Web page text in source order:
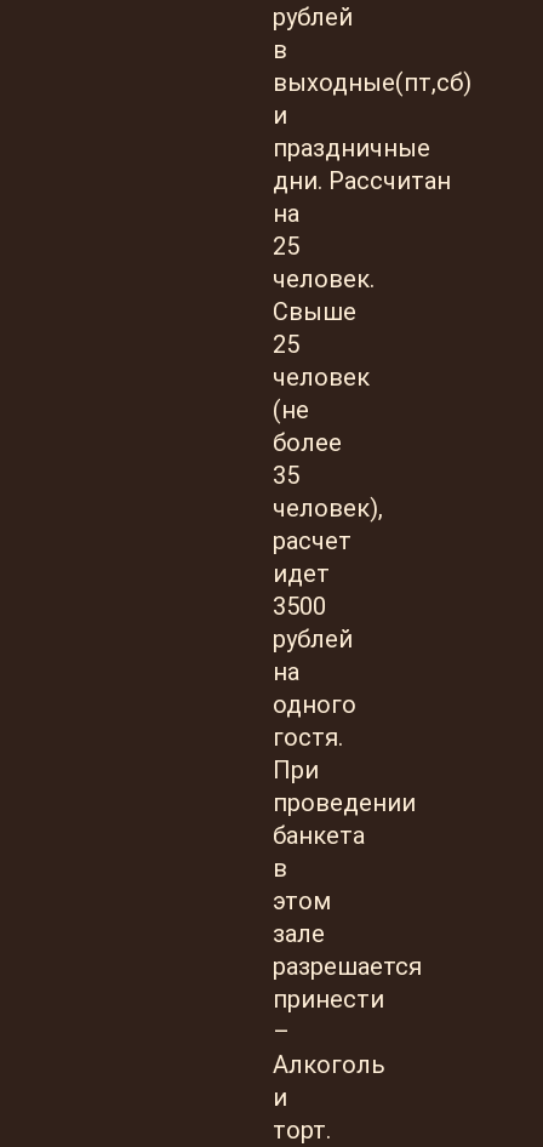
рублей
в
выходные(пт,сб)
и
праздничные
дни. Рассчитан
на
25
человек.
Свыше
25
человек
(не
более
35
человек),
расчет
идет
3500
рублей
на
одного
гостя.
При
проведении
банкета
в
этом
зале
разрешается
принести
–
Алкоголь
и
торт.